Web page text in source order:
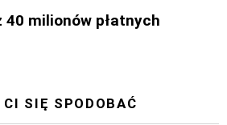
milionów płatnych
CI SIĘ SPODOBAĆ